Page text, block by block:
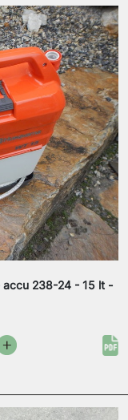
accu 238-24 - 15 lt -